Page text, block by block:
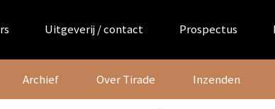
Uitgeverij / contact Prospectus
Archief Over Tirade Inzenden